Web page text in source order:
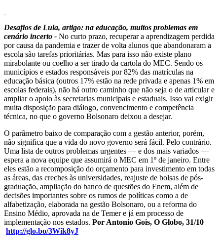
Desafios de Lula, artigo: na educação, muitos problemas em
cenário incerto​ - No curto prazo, recuperar a aprendizagem perdida
por causa da pandemia e trazer de volta alunos que abandonaram a
escola são tarefas prioritárias. Mas para isso não existe plano
mirabolante ou coelho a ser tirado da cartola do MEC. Sendo os
municípios e estados responsáveis por 82% das matrículas na
educação básica (outros 17% estão na rede privada e apenas 1% em
escolas federais), não há outro caminho que não seja o de articular e
ampliar o apoio às secretarias municipais e estaduais. Isso vai exigir
muita disposição para diálogo, convencimento e competência
técnica, no que o governo Bolsonaro deixou a desejar.
O parâmetro baixo de comparação com a gestão anterior, porém,
não significa que a vida do novo governo será fácil. Pelo contrário.
Uma lista de outros problemas urgentes — e dos mais variados —
espera a nova equipe que assumirá o MEC em 1º de janeiro. Entre
eles estão a recomposição do orçamento para investimento em todas
as áreas, das creches às universidades, reajuste de bolsas de pós-
graduação, ampliação do banco de questões do Enem, além de
decisões importantes sobre os rumos de políticas como a de
alfabetização, elaborada na gestão Bolsonaro, ou a reforma do
Ensino Médio, aprovada na de Temer e já em processo de
implementação nos estados. Por Antonio Gois, O Globo, 31/10
http://glo.bo/3Wik8yJ